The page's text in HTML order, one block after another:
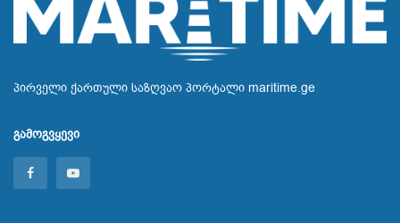
პირველი ქართული საზღვაო პორტალი maritime.ge
გამოგვყევი